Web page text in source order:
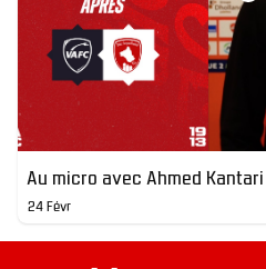
Au micro avec Ahmed Kantari
24 Févr